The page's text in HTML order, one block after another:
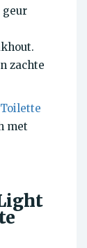
geur
zachte
met